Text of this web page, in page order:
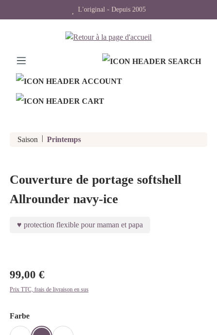
L'original - Depuis 2005
Design et durabilité
Saison | Printemps
Couverture de portage softshell
Allrounder navy-ice
protection flexible pour maman et papa
99,00 €
Prix TTC, frais de livraison en sus
Sélectionnez
Farbe